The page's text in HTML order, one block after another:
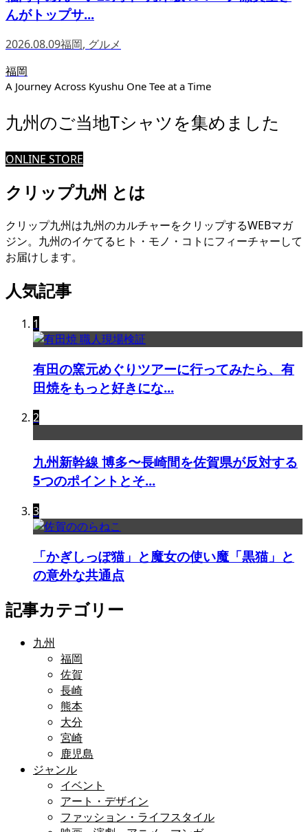
んがトップサ...
2026.08.09福岡, グルメ
福岡
A Journey Across Kyushu One Tee at a Time
九州のご当地Tシャツを集めました
ONLINE STORE
クリップ九州 とは
クリップ九州は九州のカルチャーをクリップするWEBマガ
ジン。九州のイケてるヒト・モノ・コトにフィーチャーして
お届けします。
人気記事
1
有田の窯元めぐりツアーに行ってみたら、有
田焼をもっと好きにな...
2
九州新幹線 博多〜長崎間を佐賀県が反対する
5つのポイントとそ...
3
「かぎしっぽ猫」と魔女の使い魔「黒猫」と
の意外な共通点
記事カテゴリー
九州
福岡
佐賀
長崎
熊本
大分
宮崎
鹿児島
ジャンル
イベント
アート・デザイン
ファッション・ライフスタイル